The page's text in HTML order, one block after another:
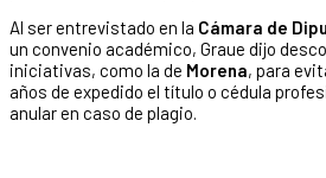
Al ser entrevistado en la Cámara de
un convenio académico, Graue dijo
iniciativas, como la de Morena, para
años de expedido el título o cédula
anular en caso de plagio.